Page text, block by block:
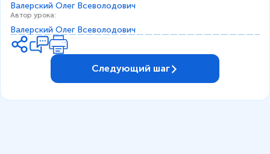
Валерский Олег Всевoлодович
Автор урока:
Валерский Олег Всевoлодович
Следующий шаг